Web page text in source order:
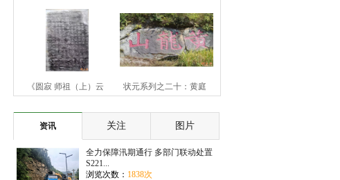
豪杰黄庠 书的历史余响
《圆寂 师祖（上）云 状元系列之二十：黄庭
资讯
关注 图片
全力保障汛期通行 多部门联动处置
S221...
浏览次数： 1838次